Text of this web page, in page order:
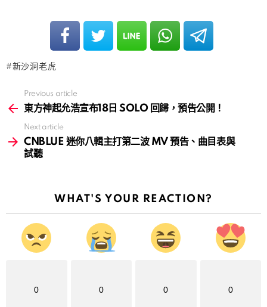
新沙洞老虎
more
Previous article
東方神起允浩宣布18日 SOLO 回歸，預告公開！
Next article
CNBLUE 迷你八輯主打第二波 MV 預告、曲目表與
試聽
WHAT'S YOUR REACTION?
0 0 0 0